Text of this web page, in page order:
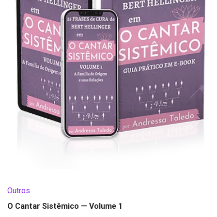
Outros
O Cantar Sistêmico — Volume 1